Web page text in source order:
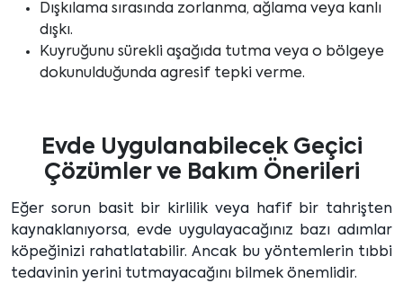
Dışkılama sırasında zorlanma, ağlama veya kanlı
dışkı.
Kuyruğunu sürekli aşağıda tutma veya o bölgeye
dokunulduğunda agresif tepki verme.
Evde Uygulanabilecek Geçici
Çözümler ve Bakım Önerileri
Eğer sorun basit bir kirlilik veya hafif bir tahrişten
kaynaklanıyorsa, evde uygulayacağınız bazı adımlar
köpeğinizi rahatlatabilir. Ancak bu yöntemlerin tıbbi
tedavinin yerini tutmayacağını bilmek önemlidir.